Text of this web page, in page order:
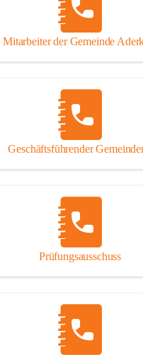
Mitarbeiter der Gemeinde
Geschäftsführender
Prüfungsausschuss